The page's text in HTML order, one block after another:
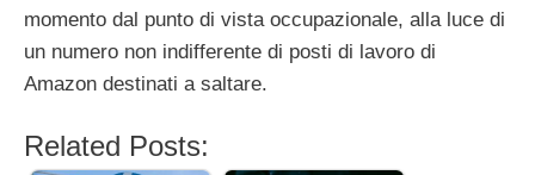
momento dal punto di vista occupazionale, alla luce di
un numero non indifferente di posti di lavoro di
Amazon destinati a saltare.
Related Posts: